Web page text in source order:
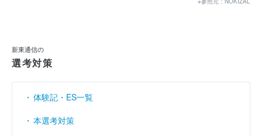
売上伸び率
新東通信の
選考対策
体験記・ES一覧
本選考対策